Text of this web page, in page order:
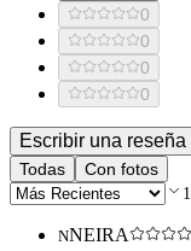
0
0
0
0
Escribir una reseña
Todas Con fotos
1
NNEIRA